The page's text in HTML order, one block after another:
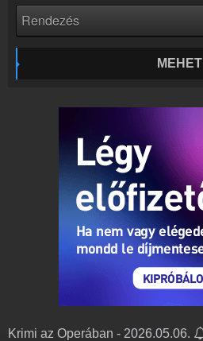
Készítés lépésről lépésre
MEHET
Krimi az Operában - 2026.05.06.